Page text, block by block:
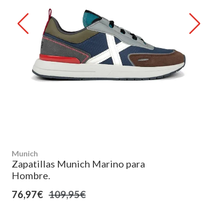
Munich
Zapatillas Munich Marino para
Hombre.
76,97€ 109,95€